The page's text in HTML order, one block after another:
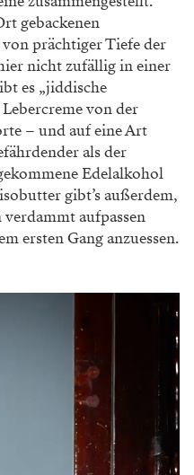
kleinen Köstlichkeiten,
von Anna-Lena
dem Küchenteam,
und ebensolcher
Panburi, eigentlich aus
sind hauchdünne,
Sphären aus
werden sie dieser
eingelegtem,
mit einer umamisatten
nappiert, die man
eben nicht
noch von der
Nikolaus im
und ein paar Tupfer
bekommen – ein
Sommers.